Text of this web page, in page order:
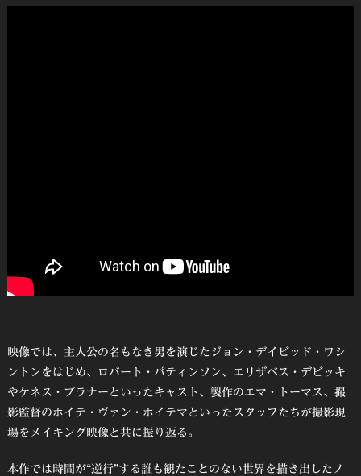
映像では、主人公の名もなき男を演じたジョン・デイビッド・ワシ
ントンをはじめ、ロバート・パティンソン、エリザベス・デビッキ
やケネス・ブラナーといったキャスト、製作のエマ・トーマス、撮
影監督のホイテ・ヴァン・ホイテマといったスタッフたちが撮影現
場をメイキング映像と共に振り返る。
本作では時間が“逆行”する誰も観たことのない世界を描き出したノ